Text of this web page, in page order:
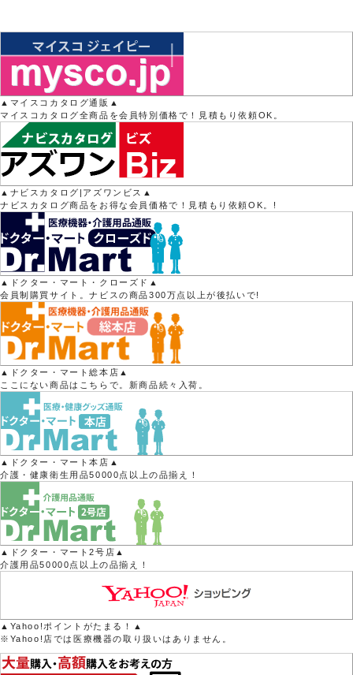
▲マイスコカタログ通販▲
マイスコカタログ全商品を会員特別価格で！見積もり依頼OK。
▲ナビスカタログ|アズワンビス▲
ナビスカタログ商品をお得な会員価格で！見積もり依頼OK。!
▲ドクター・マート・クローズド▲
会員制購買サイト。ナビスの商品300万点以上が後払いで!
▲ドクター・マート総本店▲
ここにない商品はこちらで。新商品続々入荷。
▲ドクター・マート本店▲
介護・健康衛生用品50000点以上の品揃え！
▲ドクター・マート2号店▲
介護用品50000点以上の品揃え！
▲Yahoo!ポイントがたまる！▲
※Yahoo!店では医療機器の取り扱いはありません。